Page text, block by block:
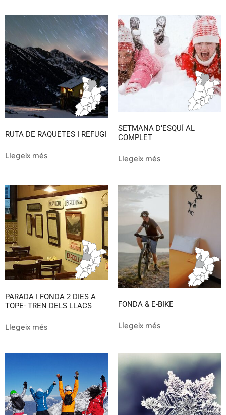
RUTA DE RAQUETES I REFUGI
Llegeix més
SETMANA D’ESQUÍ AL
COMPLET
Llegeix més
PARADA I FONDA 2 DIES A
TOPE- TREN DELS LLACS
Llegeix més
FONDA & E-BIKE
Llegeix més